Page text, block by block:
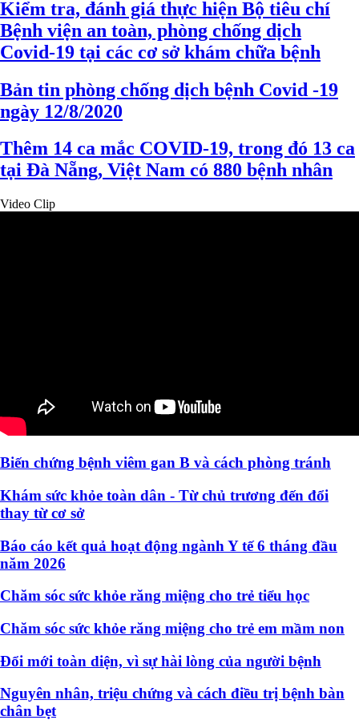
Kiểm tra, đánh giá thực hiện Bộ tiêu chí
Bệnh viện an toàn, phòng chống dịch
Covid-19 tại các cơ sở khám chữa bệnh
Bản tin phòng chống dịch bệnh Covid -19
ngày 12/8/2020
Thêm 14 ca mắc COVID-19, trong đó 13 ca
tại Đà Nẵng, Việt Nam có 880 bệnh nhân
Video Clip
Biến chứng bệnh viêm gan B và cách phòng tránh
Khám sức khỏe toàn dân - Từ chủ trương đến đổi
thay từ cơ sở
Báo cáo kết quả hoạt động ngành Y tế 6 tháng đầu
năm 2026
Chăm sóc sức khỏe răng miệng cho trẻ tiểu học
Chăm sóc sức khỏe răng miệng cho trẻ em mầm non
Đổi mới toàn diện, vì sự hài lòng của người bệnh
Nguyên nhân, triệu chứng và cách điều trị bệnh bàn
chân bẹt